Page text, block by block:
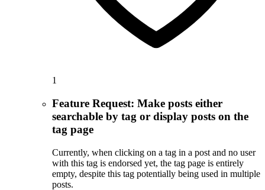
1
Feature Request: Make posts either
searchable by tag or display posts on the
tag page
Currently, when clicking on a tag in a post and no user
with this tag is endorsed yet, the tag page is entirely
empty, despite this tag potentially being used in multiple
posts.